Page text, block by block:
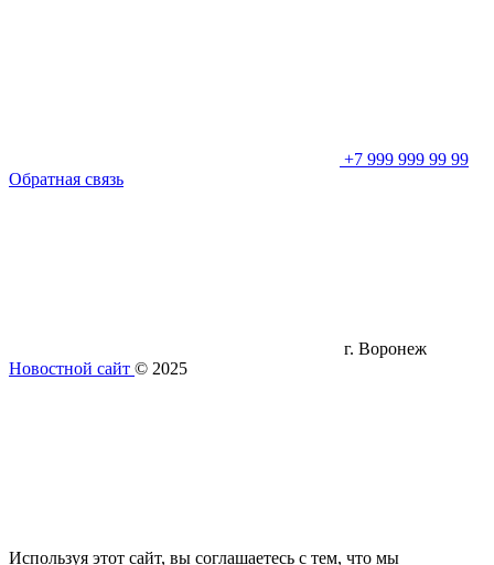
+7 999 999 99 99
Обратная связь
г. Воронеж
Новостной сайт © 2025
Используя этот сайт, вы соглашаетесь с тем, что мы